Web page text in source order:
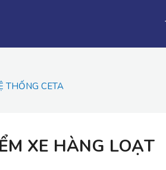
THỐNG CETA
XE HÀNG LOẠT